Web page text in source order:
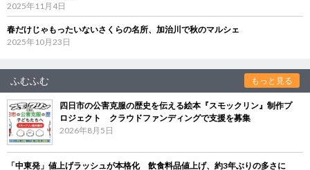
2025年11月4日
春だけじゃもったいないさくらの名所、加治川で秋のマルシェ
2025年10月23日
ふむふむ もっと見る
四日市の公害克服の歴史を伝える絵本『スモックリン』制作プ
ロジェクト クラウドファンディングで支援を募集
2026年8月5日
「中東発」値上げラッシュが本格化 飲食料品値上げ、約3年ぶりの多さに